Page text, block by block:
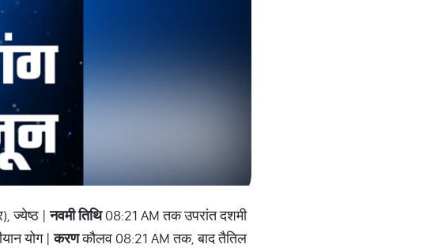
ज्येष्ठ |नवमीतिथि08:21 AM तक उपरांत दशमी
योग |करणकौलव 08:21 AM तक, बाद तैतिल